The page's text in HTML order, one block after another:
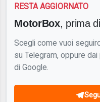
RESTA AGGIORNATO
MotorBox, prima
Scegli come vuoi
su Telegram, oppure
di Google.